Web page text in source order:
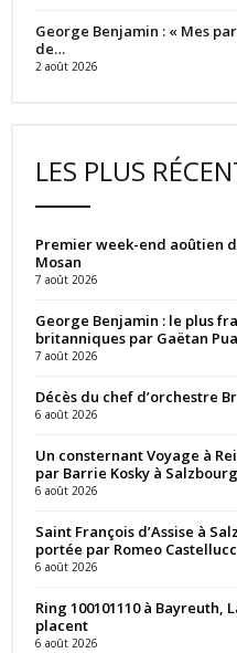
George Benjamin : « Mes
de…
2 août 2026
LES PLUS
Premier week-end aoûtien
Mosan
7 août 2026
George Benjamin : le plus
britanniques par Gaëtan
7 août 2026
Décès du chef d’orchestre
6 août 2026
Un consternant Voyage à
par Barrie Kosky à Salzbourg
6 août 2026
Saint François d’Assise à
portée par Romeo
6 août 2026
Ring 100101110 à
placent
6 août 2026